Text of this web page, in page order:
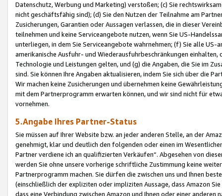
Datenschutz, Werbung und Marketing) verstoßen; (c) Sie
nicht geschäftsfähig sind); (d) Sie den Nutzen der Teilnahme am
Zusicherungen, Garantien oder Aussagen verlassen, die in dieser
teilnehmen und keine Serviceangebote nutzen, wenn Sie US-
unterliegen, in dem Sie Serviceangebote wahrnehmen; (f) Sie alle
amerikanische Ausfuhr- und Wiederausfuhrbeschränkungen
Technologie und Leistungen gelten, und (g) die Angaben, die Sie im
sind. Sie können Ihre Angaben aktualisieren, indem Sie sich über die
Wir machen keine Zusicherungen und übernehmen keine
mit dem Partnerprogramm erwarten können, und wir sind nicht für
vornehmen.
5.Angabe Ihres Partner-Status
Sie müssen auf Ihrer Website bzw. an jeder anderen Stelle, an der
genehmigt, klar und deutlich den folgenden oder einen im
Partner verdiene ich an qualifizierten Verkäufen“. Abgesehen von
werden Sie ohne unsere vorherige schriftliche Zustimmung keine
Partnerprogramm machen. Sie dürfen die zwischen uns und Ihnen
(einschließlich der expliziten oder impliziten Aussage, dass Amazon
dass eine Verbindung zwischen Amazon und Ihnen oder einer